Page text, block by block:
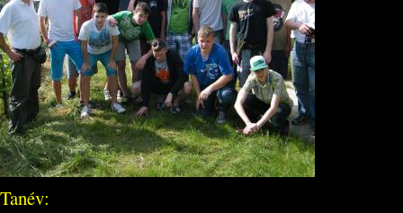
Tanév: